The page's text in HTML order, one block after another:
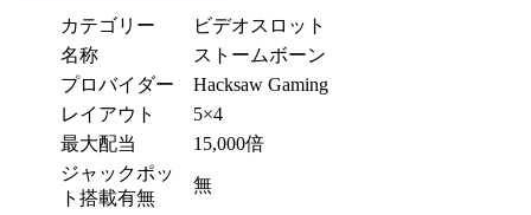
カテゴリー
ビデオスロット
名称
ストームボーン
プロバイダー
Hacksaw Gaming
レイアウト
5×4
最大配当
15,000倍
ジャックポッ
ト搭載有無
無